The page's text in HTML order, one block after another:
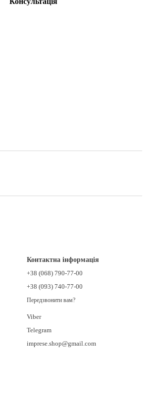
Контактна інформація
+38 (068) 790-77-00
+38 (093) 740-77-00
Передзвонити вам?
Viber
Telegram
imprese.shop@gmail.com